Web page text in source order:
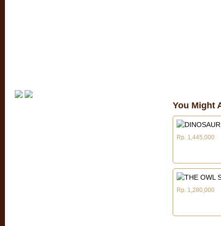
You Might
Rp. 1,445,000
Rp. 1,280,000